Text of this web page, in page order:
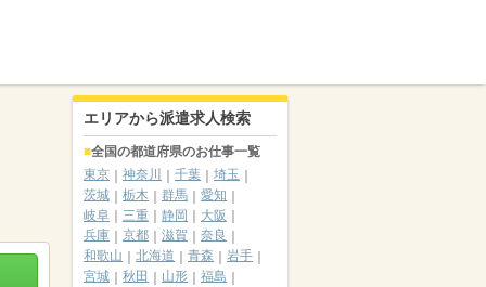
エリアから派遣求人検索
全国の都道府県のお仕事一覧
東京
神奈川 千葉
埼玉
茨城
栃木 群馬
愛知
岐阜
三重 静岡
大阪
兵庫
京都 滋賀
奈良
和歌山
北海道 青森
岩手
宮城
秋田 山形
福島